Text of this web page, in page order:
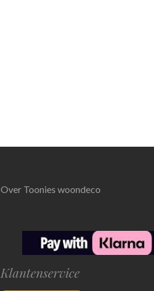
Over Toonies woondeco
Klantenservice